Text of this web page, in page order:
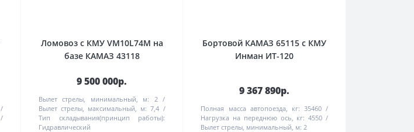
Ломовоз с КМУ VM10L74M на
базе КАМАЗ 43118
9 500 000р.
Вылет стрелы, минимальный, м:
2
Вылет стрелы, максимальный, м: 7,4
Тип складывания(принцип работы):
Гидравлический
Бортовой КАМАЗ 65115 с КМУ
Инман ИТ-120
9 367 890р.
Полная масса автопоезда, кг: 35460
Нагрузка на переднюю ось, кг: 4550
Вылет стрелы, минимальный, м: 2